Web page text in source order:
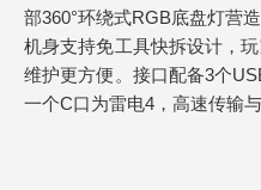
部360°环绕式RGB底盘灯营
机身支持免工具快拆设计，
维护更方便。接口配备3个
一个C口为雷电4，高速传输